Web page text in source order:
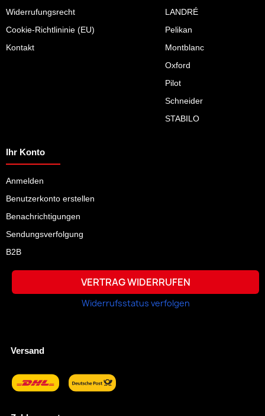
Widerrufungsrecht
Cookie-Richtlininie (EU)
Kontakt
LANDRÉ
Pelikan
Montblanc
Oxford
Pilot
Schneider
STABILO
Ihr Konto
Anmelden
Benutzerkonto erstellen
Benachrichtigungen
Sendungsverfolgung
B2B
VERTRAG WIDERRUFEN
Widerrufsstatus verfolgen
Versand